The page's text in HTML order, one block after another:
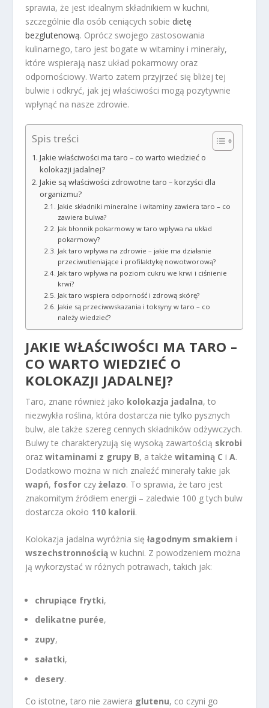
sprawia, że jest idealnym składnikiem w kuchni,
szczególnie dla osób ceniących sobie dietę
bezglutenową. Oprócz swojego zastosowania
kulinarnego, taro jest bogate w witaminy i minerały,
które wspierają nasz układ pokarmowy oraz
odpornościowy. Warto zatem przyjrzeć się bliżej tej
bulwie i odkryć, jak jej właściwości mogą pozytywnie
wpłynąć na nasze zdrowie.
Spis treści
Jakie właściwości ma taro – co warto wiedzieć o
kolokazji jadalnej?
Jakie są właściwości zdrowotne taro – korzyści dla
organizmu?
Jakie składniki mineralne i witaminy zawiera taro – co
zawiera bulwa?
Jak błonnik pokarmowy w taro wpływa na układ
pokarmowy?
Jak taro wpływa na zdrowie – jakie ma działanie
przeciwutleniające i profilaktykę nowotworową?
Jak taro wpływa na poziom cukru we krwi i ciśnienie
krwi?
Jak taro wspiera odporność i zdrową skórę?
Jakie są przeciwwskazania i toksyny w taro – co
należy wiedzieć?
JAKIE WŁAŚCIWOŚCI MA TARO –
CO WARTO WIEDZIEĆ O
KOLOKAZJI JADALNEJ?
Taro, znane również jako kolokazja jadalna, to
niezwykła roślina, która dostarcza nie tylko pysznych
bulw, ale także szereg cennych składników odżywczych.
Bulwy te charakteryzują się wysoką zawartością skrobi
orazwitaminami z grupy B, a takżewitaminą C iA.
Dodatkowo można w nich znaleźć minerały takie jak
wapń, fosfor czyżelazo. To sprawia, że taro jest
znakomitym źródłem energii – zaledwie 100 g tych bulw
dostarcza około 110 kalorii.
Kolokazja jadalna wyróżnia sięłagodnym smakiem i
wszechstronnością w kuchni. Z powodzeniem można
ją wykorzystać w różnych potrawach, takich jak:
chrupiące frytki,
delikatne purée,
zupy,
sałatki,
desery.
Co istotne, taro nie zawiera glutenu, co czyni go